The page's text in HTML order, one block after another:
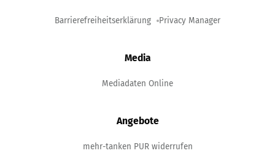
Barrierefreiheitserklärung Privacy Manager
Media
Mediadaten Online
Angebote
mehr-tanken PUR widerrufen